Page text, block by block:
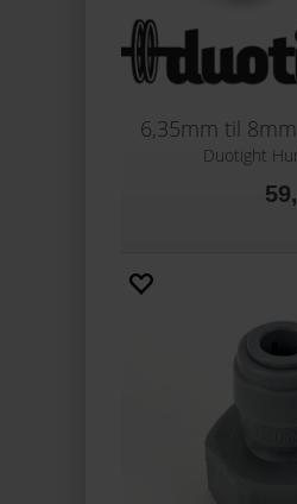
6,35mm til
Duotight